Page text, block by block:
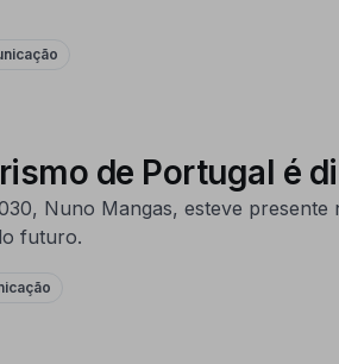
de Portugal é
Nuno Mangas, esteve
futuro.